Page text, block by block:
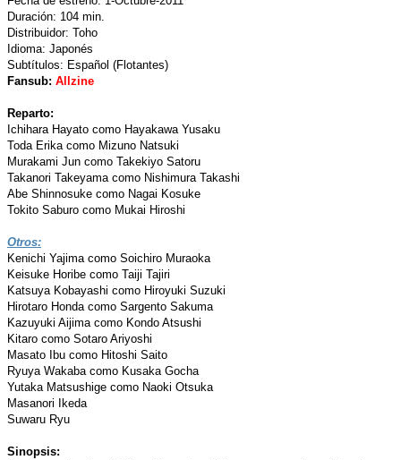
Duración: 104 min.
Distribuidor: Toho
Idioma: Japonés
Subtítulos: Español (Flotantes)
Fansub: Allzine
Reparto:
Ichihara Hayato como Hayakawa Yusaku
Toda Erika como Mizuno Natsuki
Murakami Jun como Takekiyo Satoru
Takanori Takeyama como Nishimura Takashi
Abe Shinnosuke como Nagai Kosuke
Tokito Saburo como Mukai Hiroshi
Otros:
Kenichi Yajima como Soichiro Muraoka
Keisuke Horibe como Taiji Tajiri
Katsuya Kobayashi como Hiroyuki Suzuki
Hirotaro Honda como Sargento Sakuma
Kazuyuki Aijima como Kondo Atsushi
Kitaro como Sotaro Ariyoshi
Masato Ibu como Hitoshi Saito
Ryuya Wakaba como Kusaka Gocha
Yutaka Matsushige como Naoki Otsuka
Masanori Ikeda
Suwaru Ryu
Sinopsis: